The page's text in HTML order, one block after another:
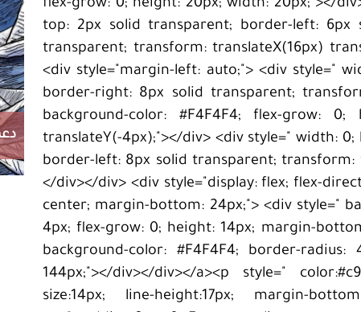
flex-grow: 0; height: 20px; width: 20px;"></
top: 2px solid transparent; border-left:
transparent; transform: translateX(16px)
<div style="margin-left: auto;"> <div style="
border-right: 8px solid transparent;
background-color: #F4F4F4; flex-grow:
translateY(-4px);"></div> <div style=" width:
border-left: 8px solid transparent; transform:
</div></div> <div style="display: flex; flex-
center; margin-bottom: 24px;"> <div style="
4px; flex-grow: 0; height: 14px; margin-
background-color: #F4F4F4; border-
144px;"></div></div></a><p style="
size:14px; line-height:17px; margin-